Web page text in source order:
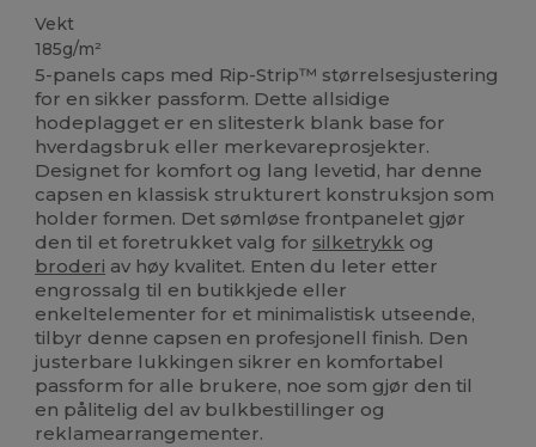
Vekt
185g/m²
5-panels caps med Rip-Strip™ størrelsesjustering
for en sikker passform. Dette allsidige
hodeplagget er en slitesterk blank base for
hverdagsbruk eller merkevareprosjekter.
Designet for komfort og lang levetid, har denne
capsen en klassisk strukturert konstruksjon som
holder formen. Det sømløse frontpanelet gjør
den til et foretrukket valg for silketrykk og
broderi av høy kvalitet. Enten du leter etter
engrossalg til en butikkjede eller
enkeltelementer for et minimalistisk utseende,
tilbyr denne capsen en profesjonell finish. Den
justerbare lukkingen sikrer en komfortabel
passform for alle brukere, noe som gjør den til
en pålitelig del av bulkbestillinger og
reklamearrangementer.